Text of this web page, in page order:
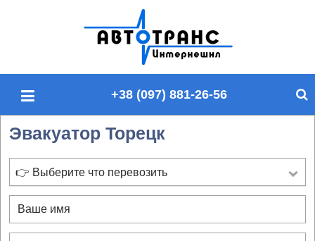
п
й
у
+38 (097) 881-26-56
Эвакуатор Торецк
👉 Выберите что перевозить